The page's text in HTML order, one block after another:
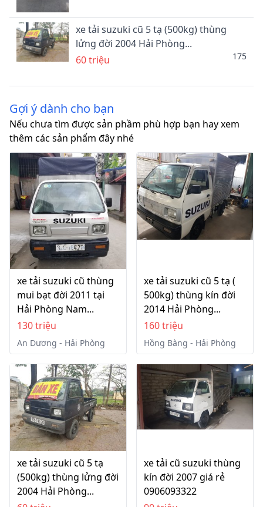
xe tải suzuki cũ 5 tạ (500kg) thùng
lửng đời 2004 Hải Phòng...
60 triệu
175
Gợi ý dành cho bạn
Nếu chưa tìm được sản phầm phù hợp bạn hay xem
thêm các sản phẩm đây nhé
xe tải suzuki cũ thùng
mui bạt đời 2011 tại
Hải Phòng Nam...
130 triệu
An Dương - Hải Phòng
xe tải suzuki cũ 5 tạ (
500kg) thùng kín đời
2014 Hải Phòng...
160 triệu
Hồng Bàng - Hải Phòng
xe tải suzuki cũ 5 tạ
(500kg) thùng lửng đời
2004 Hải Phòng...
xe tải cũ suzuki thùng
kín đời 2007 giá rẻ
0906093322